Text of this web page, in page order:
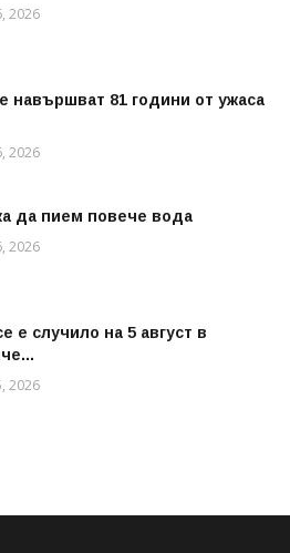
2026
навършват 81 години от ужаса
2026
да пием повече вода
2026
е случило на 5 август в
2026